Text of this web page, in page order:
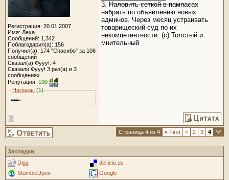
Регистрация: 20.01.2007
Имя: Леха
Сообщений: 1,342
Поблагодарил(а): 156
Получил(а): 174 "Спасибо" за 106
сообщений
Сказал(а) Фууу!: 4
Сказали Фууу! 3 раз(а) в 3
сообщениях
Репутация: 190
Награды (1)
3. Наловить сеткой в пампасах
набрать по объявлению новых
админов. Через месяц устраивать
товарищеский суд по их
некомпетентности. (с) Толстый и
мнительный
Страница 4 из 4 « First < 2 3 4
Закладки
Digg
del.icio.us
StumbleUpon
Google